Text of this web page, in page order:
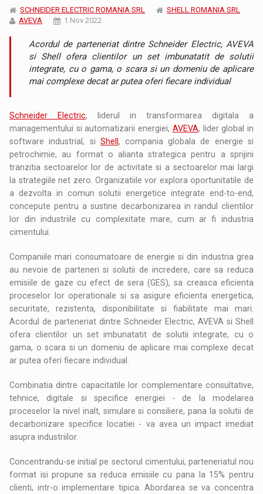
SCHNEIDER ELECTRIC ROMANIA SRL
SHELL ROMANIA SRL
AVEVA
1 Nov 2022
Acordul de parteneriat dintre Schneider Electric, AVEVA
si Shell ofera clientilor un set imbunatatit de solutii
integrate, cu o gama, o scara si un domeniu de aplicare
mai complexe decat ar putea oferi fiecare individual
Schneider Electric, liderul in transformarea digitala a
managementului si automatizarii energiei, AVEVA, lider global in
software industrial, si Shell , compania globala de energie si
petrochimie, au format o alianta strategica pentru a sprijini
tranzitia sectoarelor lor de activitate si a sectoarelor mai largi
la strategiile net zero. Organizatiile vor explora oportunitatile de
a dezvolta in comun solutii energetice integrate end-to-end,
concepute pentru a sustine decarbonizarea in randul clientilor
lor din industriile cu complexitate mare, cum ar fi industria
cimentului.
Companiile mari consumatoare de energie si din industria grea
au nevoie de parteneri si solutii de incredere, care sa reduca
emisiile de gaze cu efect de sera (GES), sa creasca eficienta
proceselor lor operationale si sa asigure eficienta energetica,
securitate, rezistenta, disponibilitate si fiabilitate mai mari.
Acordul de parteneriat dintre Schneider Electric, AVEVA si Shell
ofera clientilor un set imbunatatit de solutii integrate, cu o
gama, o scara si un domeniu de aplicare mai complexe decat
ar putea oferi fiecare individual.
Combinatia dintre capacitatile lor complementare consultative,
tehnice, digitale si specifice energiei - de la modelarea
proceselor la nivel inalt, simulare si consiliere, pana la solutii de
decarbonizare specifice locatiei - va avea un impact imediat
asupra industriilor.
Concentrandu-se initial pe sectorul cimentului, parteneriatul nou
format isi propune sa reduca emisiile cu pana la 15% pentru
clienti, intr-o implementare tipica. Abordarea se va concentra